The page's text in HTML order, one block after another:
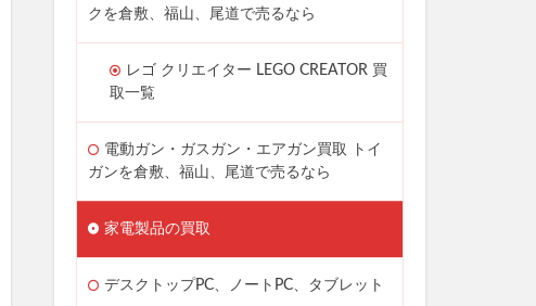
クを倉敷、福山、尾道で売るなら
レゴ クリエイター LEGO CREATOR 買
取一覧
電動ガン・ガスガン・エアガン買取 トイ
ガンを倉敷、福山、尾道で売るなら
家電製品の買取
デスクトップPC、ノートPC、タブレット